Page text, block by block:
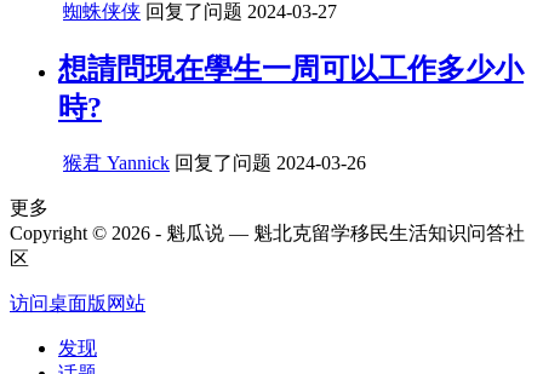
蜘蛛侠侠 回复了问题 2024-03-27
想請問現在學生一周可以工作多少小
時?
猴君 Yannick 回复了问题 2024-03-26
更多
Copyright © 2026 - 魁瓜说 — 魁北克留学移民生活知识问答社
区
访问桌面版网站
发现